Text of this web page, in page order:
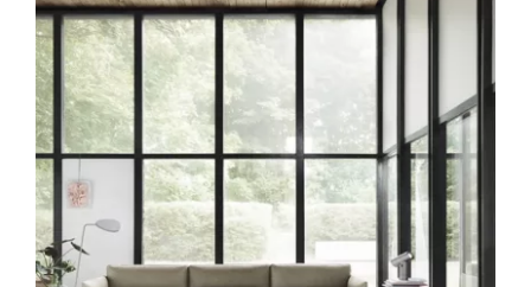
DÉTAILS